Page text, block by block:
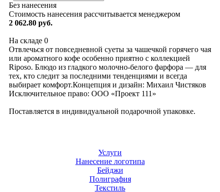
Без нанесения
Стоимость нанесения рассчитывается менеджером
2 062.80 руб.
На складе 0
Отвлечься от повседневной суеты за чашечкой горячего чая
или ароматного кофе особенно приятно с коллекцией
Riposo. Блюдо из гладкого молочно-белого фарфора — для
тех, кто следит за последними тенденциями и всегда
выбирает комфорт.Концепция и дизайн: Михаил Чистяков
Исключительное право: ООО «Проект 111»
Поставляется в индивидуальной подарочной упаковке.
Услуги
Нанесение логотипа
Бейджи
Полиграфия
Текстиль